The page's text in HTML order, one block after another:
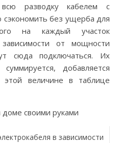
всю разводку кабелем с
без ущерба для
на каждый участок
от мощности
сюда подключаться. Их
добавляется
величине в таблице
в зависимости